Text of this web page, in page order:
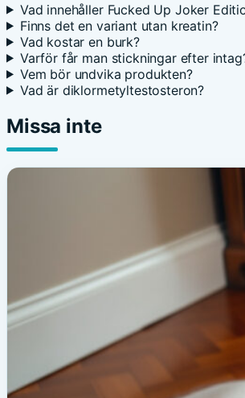
Vad innehåller Fucked Up Joker
Finns det en variant utan kreatin?
Vad kostar en burk?
Varför får man stickningar efter
Vem bör undvika produkten?
Vad är diklormetyltestosteron?
Missa inte